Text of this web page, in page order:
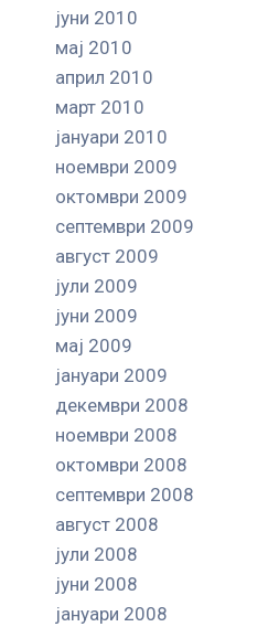
јуни 2010
мај 2010
април 2010
март 2010
јануари 2010
ноември 2009
октомври 2009
септември 2009
август 2009
јули 2009
јуни 2009
мај 2009
јануари 2009
декември 2008
ноември 2008
октомври 2008
септември 2008
август 2008
јули 2008
јуни 2008
јануари 2008